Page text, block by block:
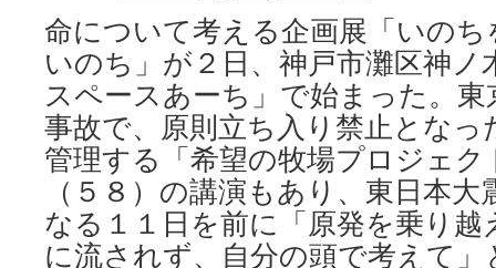
命について考える企画展「いの
いのち」が２日、神戸市灘区神
スペースあーち」で始まった。東
事故で、原則立ち入り禁止となっ
管理する「希望の牧場プロジェ
（５８）の講演もあり、東日本
なる１１日を前に「原発を乗り越
に流されず、自分の頭で考えて